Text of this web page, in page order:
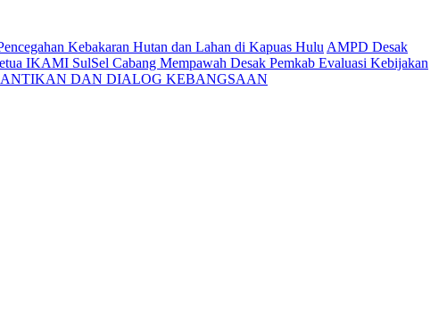
Kebakaran Hutan dan Lahan di Kapuas Hulu AMPD Desak
IKAMI SulSel Cabang Mempawah Desak Pemkab Evaluasi Kebijakan
DAN DIALOG KEBANGSAAN